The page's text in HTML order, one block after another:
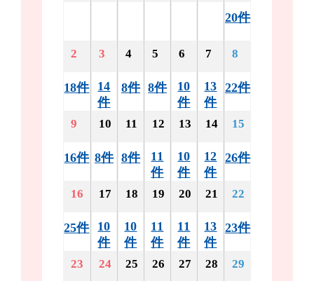
20件
2
18件
3
14
件
4
8件
5
8件
6
10
件
7
13
件
8
22件
9
16件
10
8件
11
8件
12
11
件
13
10
件
14
12
件
15
26件
16
25件
17
10
件
18
10
件
19
11
件
20
11
件
21
13
件
22
23件
23 24 25 26 27 28 29